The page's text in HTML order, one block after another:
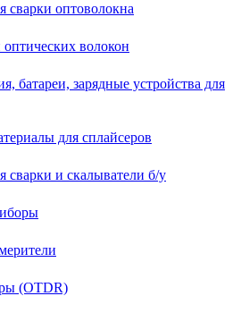
сварки оптоволокна
волокон
батареи, зарядные устройства для
для сплайсеров
сварки и скалыватели б/у
(OTDR)